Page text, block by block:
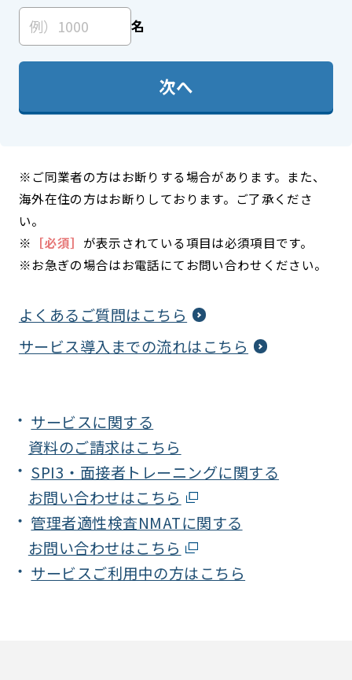
名
次へ
※ご同業者の方はお断りする場合があります。また、
海外在住の方はお断りしております。ご了承くださ
い。
※ ［必須］ が表示されている項目は必須項目です。
※お急ぎの場合はお電話にてお問い合わせください。
よくあるご質問はこちら
サービス導入までの流れはこちら
サービスに関する
資料のご請求はこちら
SPI3・面接者トレーニングに関する
お問い合わせはこちら
管理者適性検査NMATに関する
お問い合わせはこちら
サービスご利用中の方はこちら